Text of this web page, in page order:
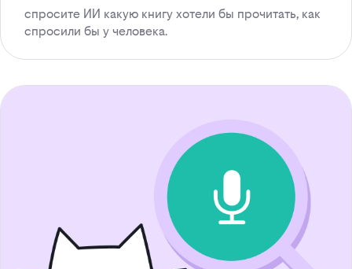
спросите ИИ какую книгу хотели бы прочитать, как
спросили бы у человека.